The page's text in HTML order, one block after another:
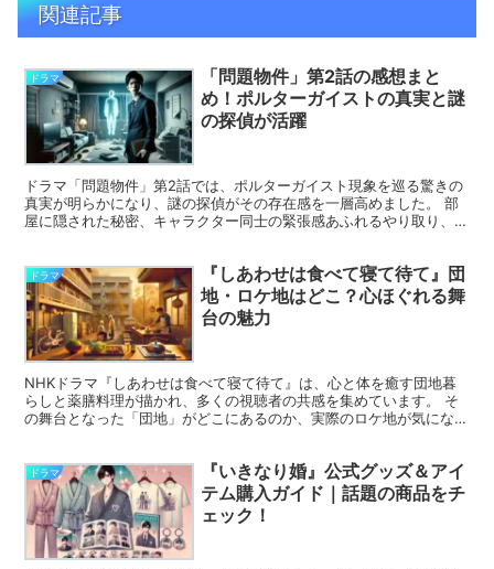
関連記事
ドラマ
「問題物件」第2話の感想まと
め！ポルターガイストの真実と謎
の探偵が活躍
ドラマ「問題物件」第2話では、ポルターガイスト現象を巡る驚きの
真実が明らかになり、謎の探偵がその存在感を一層高めました。 部
屋に隠された秘密、キャラクター同士の緊張感あふれるやり取り、そ
ドラマ
『しあわせは食べて寝て待て』団
地・ロケ地はどこ？心ほぐれる舞
台の魅力
NHKドラマ『しあわせは食べて寝て待て』は、心と体を癒す団地暮
らしと薬膳料理が描かれ、多くの視聴者の共感を集めています。 そ
の舞台となった「団地」がどこにあるのか、実際のロケ地が気になっ
ドラマ
『いきなり婚』公式グッズ＆アイ
テム購入ガイド｜話題の商品をチ
ェック！